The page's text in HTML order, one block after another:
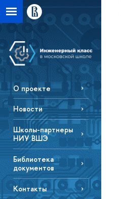
О проекте
Новости
Школы-партнеры
НИУ ВШЭ
Библиотека
документов
Контакты